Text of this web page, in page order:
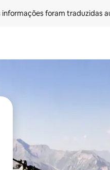
informações foram traduzidas